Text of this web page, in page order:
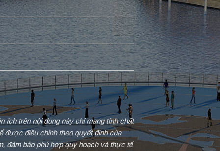
ích trên nội dung này chỉ mang tính chất
được điều chỉnh theo quyết định của
đảm bảo phù hợp quy hoạch và thực tế